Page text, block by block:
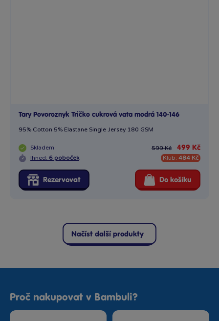
Tary Povoroznyk Tričko cukrová vata modrá 140-146
95% Cotton 5% Elastane Single Jersey 180 GSM
Skladem
Ihned: 6 poboček
599 Kč 499 Kč
Klub: 484 Kč
Rezervovat Do košíku
Načíst další produkty
Proč nakupovat v Bambuli?